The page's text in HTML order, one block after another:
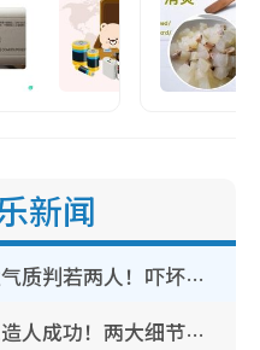
新闻
简淑儿染金发剪短头发气质判若两人！吓坏老公麦大力都认不出：“你做什么？”
汤洛雯传终于有好消息造人成功！两大细节曝孕味极浓引猜测：大肚婆先会咁！